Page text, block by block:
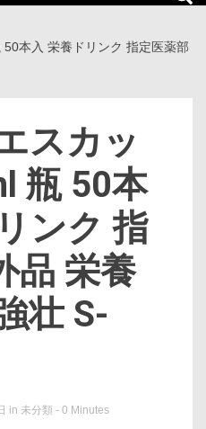
本入 栄養ドリンク 指定医薬部
スカッ
瓶 50本
ンク 指
品 栄養
壮 S-
in 未分類 - 0 Minutes